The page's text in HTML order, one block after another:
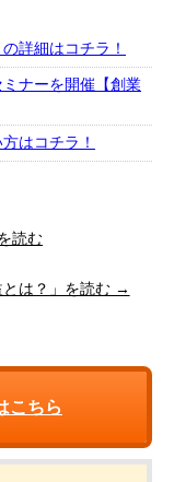
詳細はコチラ！
ナーを開催【創業
はコチラ！
読む
とは？」を読む →
こちら